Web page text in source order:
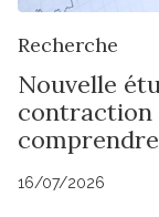
Recherche
Nouvelle
contraction
16/07/2026